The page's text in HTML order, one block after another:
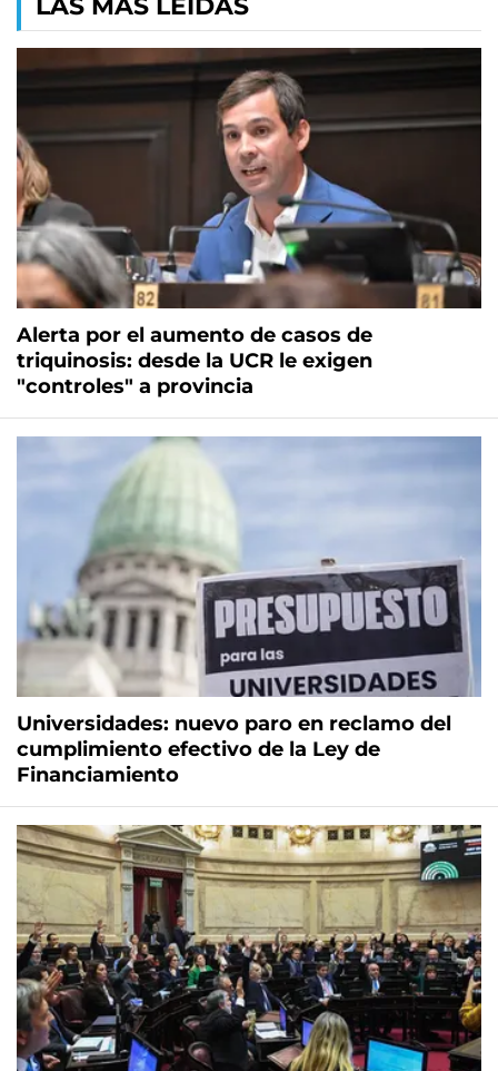
LAS MÁS LEÍDAS
Alerta por el aumento de casos de
triquinosis: desde la UCR le exigen
"controles" a provincia
Universidades: nuevo paro en reclamo del
cumplimiento efectivo de la Ley de
Financiamiento